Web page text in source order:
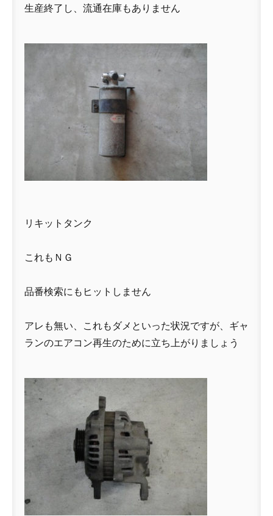
生産終了し、流通在庫もありません
リキットタンク
これもＮＧ
品番検索にもヒットしません
アレも無い、これもダメといった状況ですが、ギャ
ランのエアコン再生のために立ち上がりましょう